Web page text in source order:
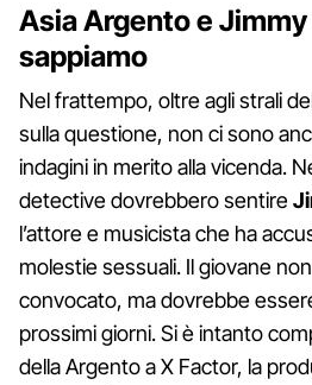
Asia Argento e
sappiamo
Nel frattempo, oltre agli strali
sulla questione, non ci sono
indagini in merito alla vicenda.
detective dovrebbero sentire
l’attore e musicista che ha
molestie sessuali. Il giovane
convocato, ma dovrebbe
prossimi giorni. Si è intanto
della Argento a X Factor, la